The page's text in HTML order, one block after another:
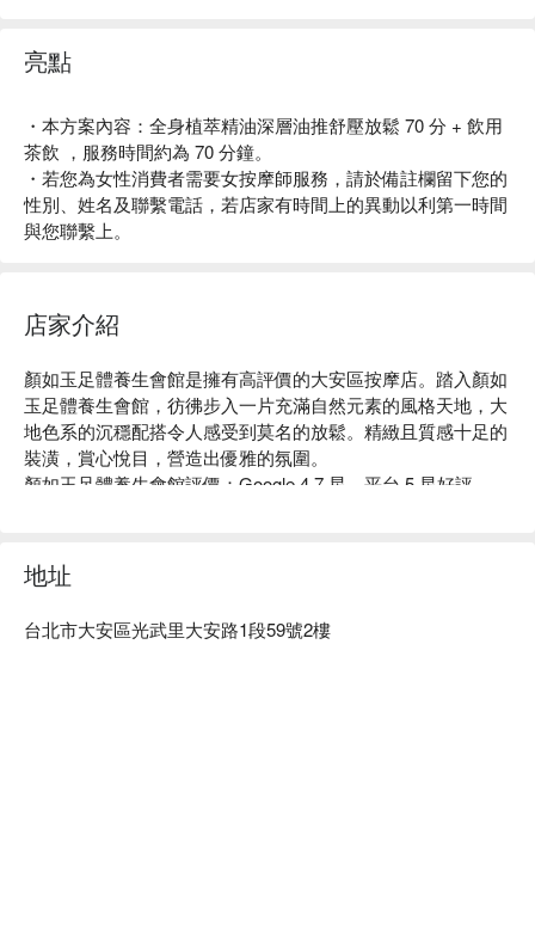
亮點
・本方案內容：全身植萃精油深層油推舒壓放鬆 70 分 + 飲用
茶飲 ，服務時間約為 70 分鐘。
・若您為女性消費者需要女按摩師服務，請於備註欄留下您的
性別、姓名及聯繫電話，若店家有時間上的異動以利第一時間
與您聯繫上。
店家介紹
顏如玉足體養生會館是擁有高評價的大安區按摩店。踏入顏如
玉足體養生會館，彷彿步入一片充滿自然元素的風格天地，大
地色系的沉穩配搭令人感受到莫名的放鬆。精緻且質感十足的
裝潢，賞心悅目，營造出優雅的氛圍。
顏如玉足體養生會館評價：Google 4.7 星、平台 5 星好評
僅是極佳的身心放鬆活動，更可視為保養身體的絕佳秘訣，透
過適度的筋骨鬆開，必定讓您感到全身舒暢。
足體養生會館優惠立刻查看⬇︎
地址
台北市大安區光武里大安路1段59號2樓